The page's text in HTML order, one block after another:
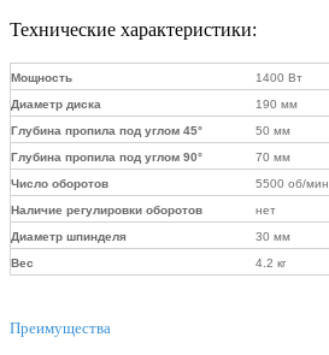
Технические характеристики:
Мощность
1400 Вт
Диаметр диска
190 мм
Глубина пропила под углом 45°
50 мм
Глубина пропила под углом 90°
70 мм
Число оборотов
5500 об/мин
Наличие регулировки оборотов
нет
Диаметр шпинделя
30 мм
Вес
4.2 кг
Преимущества